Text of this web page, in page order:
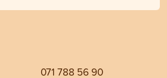
071 788 56 90